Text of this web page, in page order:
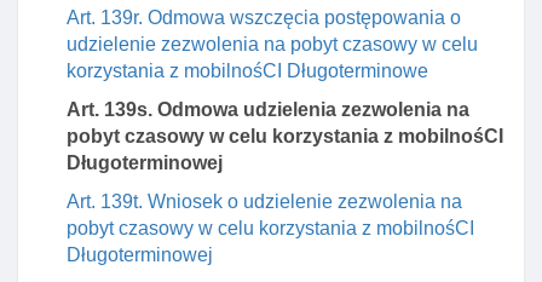
Art. 139r. Odmowa wszczęcia postępowania o
udzielenie zezwolenia na pobyt czasowy w celu
korzystania z mobilnośCI Długoterminowe
Art. 139s. Odmowa udzielenia zezwolenia na
pobyt czasowy w celu korzystania z mobilnośCI
Długoterminowej
Art. 139t. Wniosek o udzielenie zezwolenia na
pobyt czasowy w celu korzystania z mobilnośCI
Długoterminowej